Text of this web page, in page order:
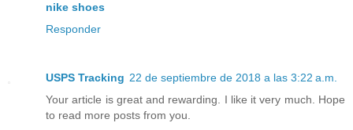
nike shoes
Responder
USPS Tracking 22 de septiembre de 2018 a las 3:22 a.m.
Your article is great and rewarding. I like it very much. Hope
to read more posts from you.